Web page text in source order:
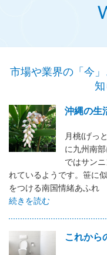
市場や業界の「今
知
沖縄の生
月桃(げっ
に九州南
ではサン
れているようです。笹に
をつける南国情緒あふれ
続きを読む
これから